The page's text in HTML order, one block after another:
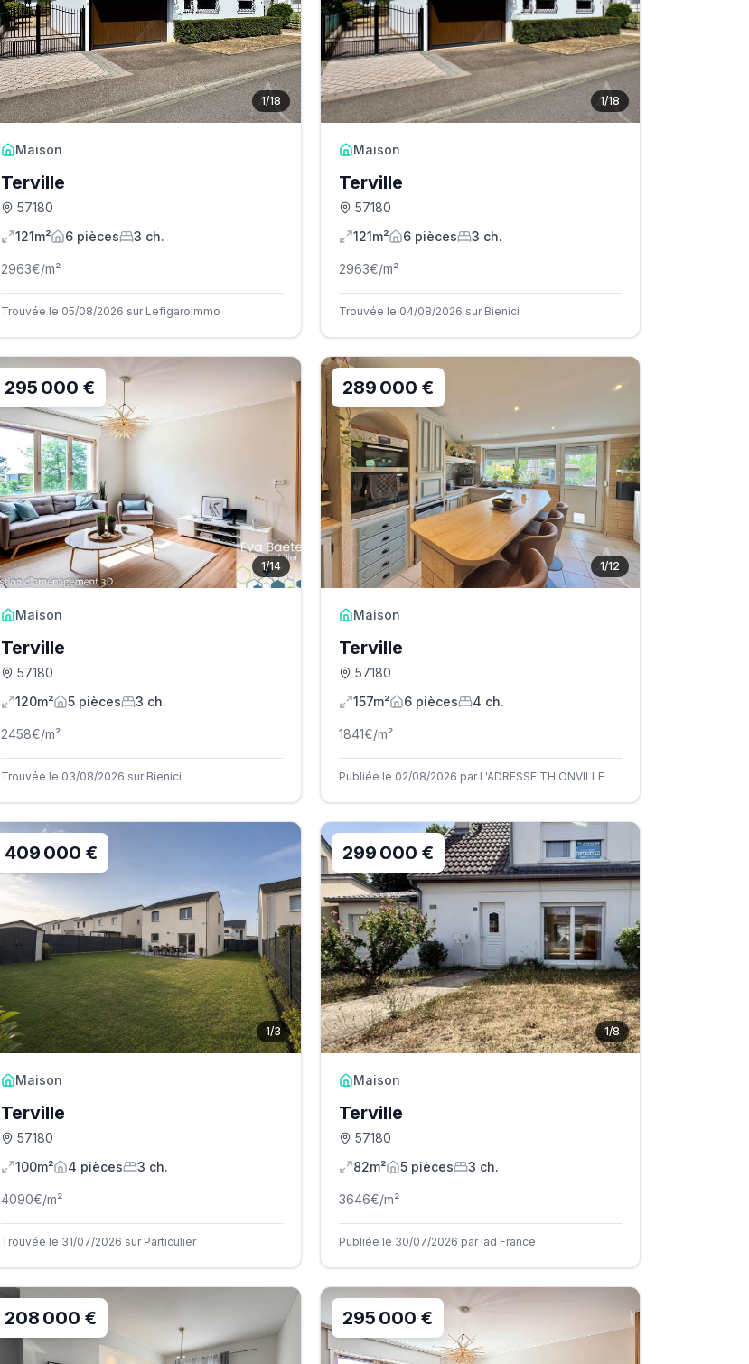
1/18
Maison
Terville
57180
121m²
6pièces 3 ch.
2963€/m²
Trouvée le 05/08/2026 sur Lefigaroimmo
1/18
Maison
Terville
57180
121m²
6 pièces 3 ch.
2963€/m²
Trouvée le 04/08/2026 sur Bienici
1/14
295 000 €
Maison
Terville
57180
120m²
5pièces 3 ch.
2458€/m²
Trouvée le 03/08/2026 sur Bienici
1/12
289 000 €
Maison
Terville
57180
157m²
6 pièces 4 ch.
1841€/m²
Publiée le 02/08/2026 par L'ADRESSE THIONVILLE
1/3
409 000 €
Maison
Terville
57180
100m²
4 pièces 3 ch.
4090€/m²
Trouvée le 31/07/2026 sur Particulier
1/8
299 000 €
Maison
Terville
57180
82m²
5 pièces 3 ch.
3646€/m²
Publiée le 30/07/2026 par Iad France
208 000 € 295 000 €